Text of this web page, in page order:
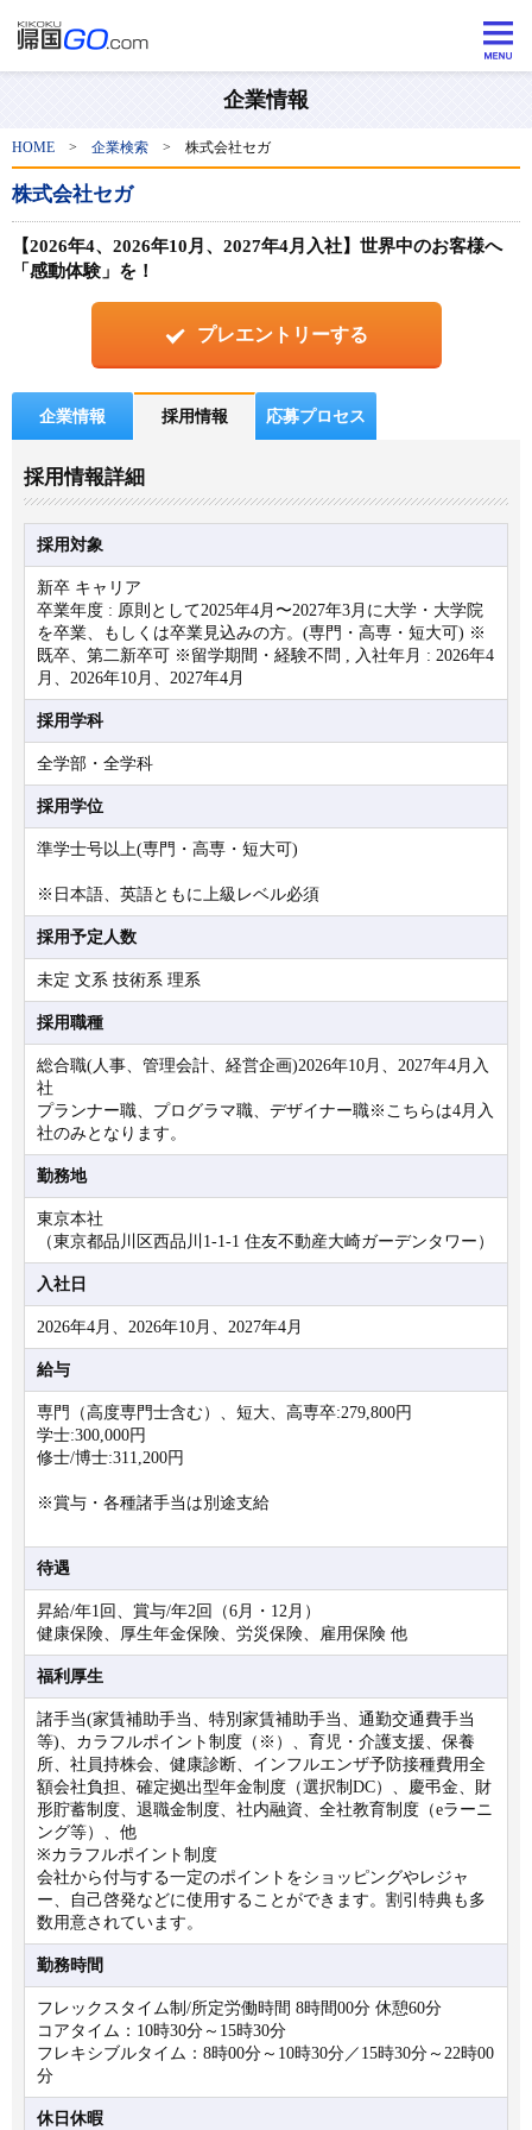
企業情報
HOME > 企業検索 > 株式会社セガ
株式会社セガ
【2026年4、2026年10月、2027年4月入社】世界中のお客様へ
「感動体験」を！
プレエントリーする
企業情報 採用情報 応募プロセス
採用情報詳細
採用対象
新卒 キャリア
卒業年度 : 原則として2025年4月〜2027年3月に大学・大学院
を卒業、もしくは卒業見込みの方。(専門・高専・短大可) ※
既卒、第二新卒可 ※留学期間・経験不問 , 入社年月 : 2026年4
月、2026年10月、2027年4月
採用学科
全学部・全学科
採用学位
準学士号以上(専門・高専・短大可)
※日本語、英語ともに上級レベル必須
採用予定人数
未定 文系 技術系 理系
採用職種
総合職(人事、管理会計、経営企画)2026年10月、2027年4月入
社
プランナー職、プログラマ職、デザイナー職※こちらは4月入
社のみとなります。
勤務地
東京本社
（東京都品川区西品川1-1-1 住友不動産大崎ガーデンタワー）
入社日
2026年4月、2026年10月、2027年4月
給与
専門（高度専門士含む）、短大、高専卒:279,800円
学士:300,000円
修士/博士:311,200円
※賞与・各種諸手当は別途支給
待遇
昇給/年1回、賞与/年2回（6月・12月）
健康保険、厚生年金保険、労災保険、雇用保険 他
福利厚生
諸手当(家賃補助手当、特別家賃補助手当、通勤交通費手当
等)、カラフルポイント制度（※）、育児・介護支援、保養
所、社員持株会、健康診断、インフルエンザ予防接種費用全
額会社負担、確定拠出型年金制度（選択制DC）、慶弔金、財
形貯蓄制度、退職金制度、社内融資、全社教育制度（eラーニ
ング等）、他
※カラフルポイント制度
会社から付与する一定のポイントをショッピングやレジャ
ー、自己啓発などに使用することができます。割引特典も多
数用意されています。
勤務時間
フレックスタイム制/所定労働時間 8時間00分 休憩60分
コアタイム：10時30分～15時30分
フレキシブルタイム：8時00分～10時30分／15時30分～22時00
分
休日休暇